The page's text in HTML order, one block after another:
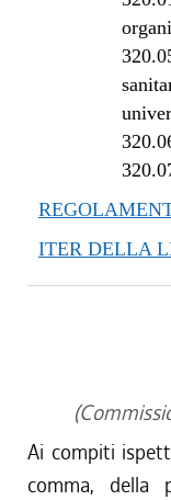
ITER DELLA
Ai compiti
comma, della